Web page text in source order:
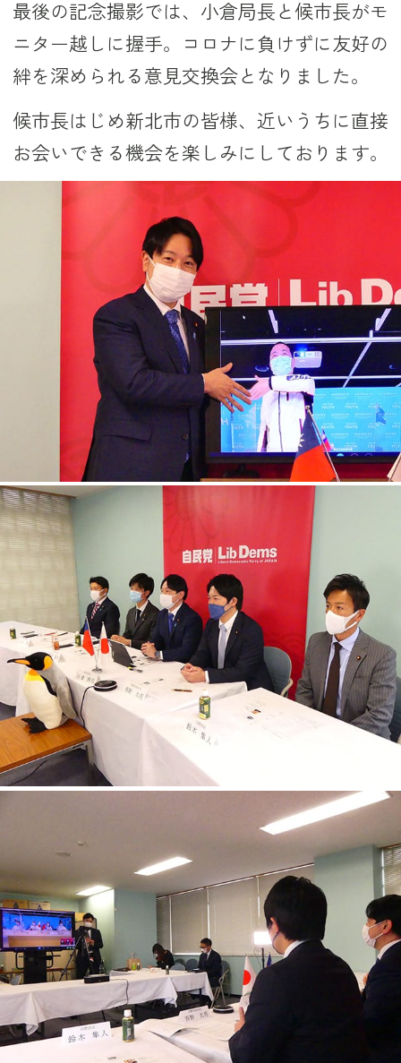
最後の記念撮影では、小倉局長と候市長がモ
ニター越しに握手。コロナに負けずに友好の
絆を深められる意見交換会となりました。
候市長はじめ新北市の皆様、近いうちに直接
お会いできる機会を楽しみにしております。